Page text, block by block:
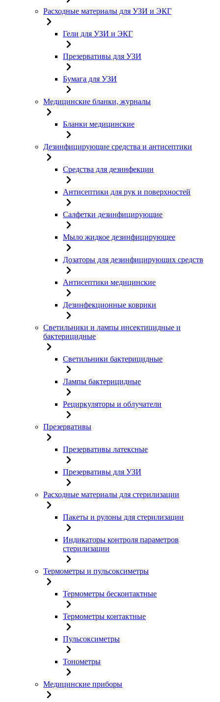
Расходные материалы для УЗИ и ЭКГ
Гели для УЗИ и ЭКГ
Презервативы для УЗИ
Бумага для УЗИ
Медицинские бланки, журналы
Бланки медицинские
Дезинфицирующие средства и антисептики
Средства для дезинфекции
Антисептики для рук и поверхностей
Салфетки дезинфицирующие
Мыло жидкое дезинфицирующее
Дозаторы для дезинфицирующих средств
Антисептики медицинские
Дезинфекционные коврики
Светильники и лампы инсектицидные и
бактерицидные
Светильники бактерицидные
Лампы бактерицидные
Рециркуляторы и облучатели
Презервативы
Презервативы латексные
Презервативы для УЗИ
Расходные материалы для стерилизации
Пакеты и рулоны для стерилизации
Индикаторы контроля параметров
стерилизации
Термометры и пульсоксиметры
Термометры бесконтактные
Термометры контактные
Пульсоксиметры
Тонометры
Медицинские приборы